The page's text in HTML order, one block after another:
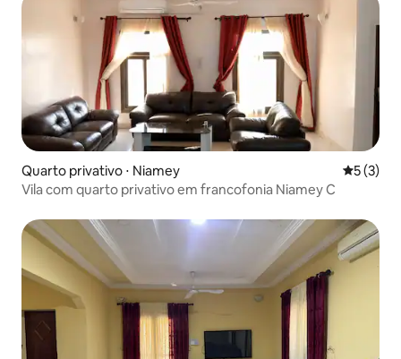
Quarto privativo ⋅ Niamey 5 de
5 (3)
Vila com quarto privativo em francofonia Niamey C